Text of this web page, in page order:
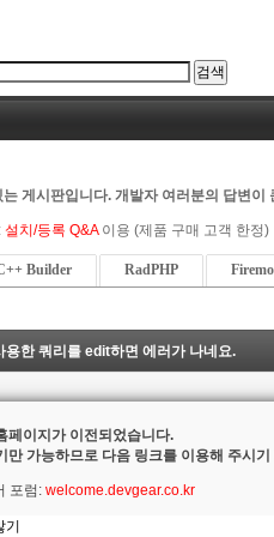
게시판입니다. 개발자 여러분의 답변이
설치/등록 Q&A 이용 (제품 구매 고객 한정)
Builder RadPHP
한 쿼리를 edit하면 에러가 나네요.
롭게 질문과 답변을 공유하는 게시판
문을 올려 주세요.
수록 좋은 답변이 올라 옵니다.
록 결과 댓글 필수(또는 감사 댓글)
다음 질문에 대한 답변이 달리지 않
페이지가 이전되었습니다.
만 가능하므로 다음 링크를 이용해 주시
포럼: welcome.devgear.co.kr
기